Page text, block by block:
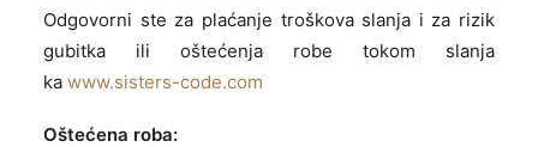
Odgovorni ste za plaćanje troškova slanja i za rizik
gubitka ili oštećenja robe tokom slanja
ka www.sisters-code.com
Oštećena roba: